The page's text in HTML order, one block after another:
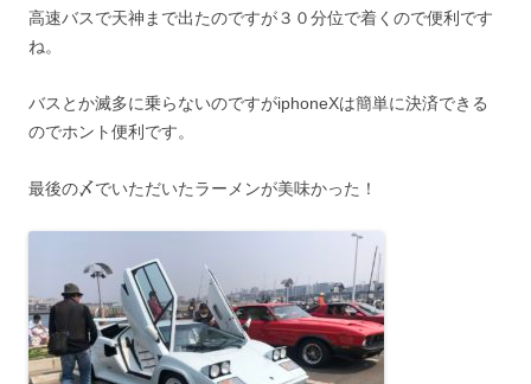
高速バスで天神まで出たのですが３０分位で着くので便利です
ね。
バスとか滅多に乗らないのですがiphoneXは簡単に決済できる
のでホント便利です。
最後の〆でいただいたラーメンが美味かった！